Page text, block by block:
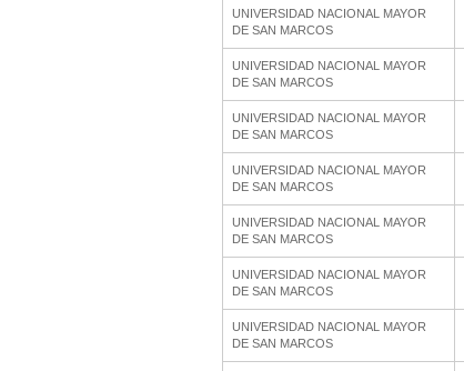
UNIVERSIDAD NACIONAL MAYOR
DE SAN MARCOS
UNIVERSIDAD NACIONAL MAYOR
DE SAN MARCOS
UNIVERSIDAD NACIONAL MAYOR
DE SAN MARCOS
UNIVERSIDAD NACIONAL MAYOR
DE SAN MARCOS
UNIVERSIDAD NACIONAL MAYOR
DE SAN MARCOS
UNIVERSIDAD NACIONAL MAYOR
DE SAN MARCOS
UNIVERSIDAD NACIONAL MAYOR
DE SAN MARCOS